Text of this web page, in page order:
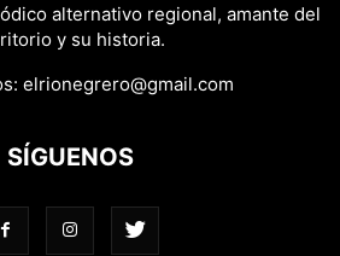
alternativo regional, amante del
y su historia.
elrionegrero@gmail.com
SÍGUENOS